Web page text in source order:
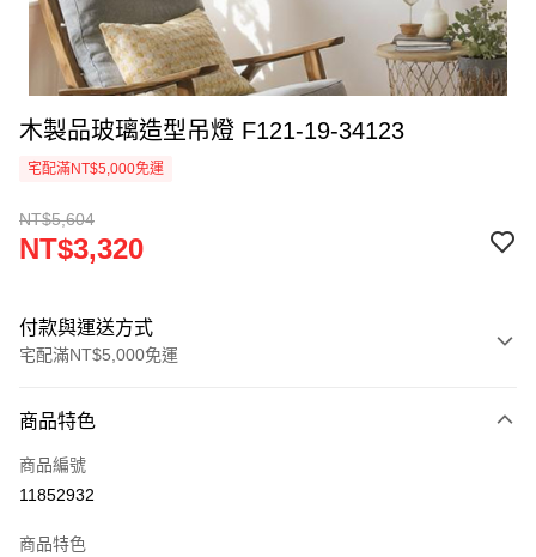
木製品玻璃造型吊燈 F121-19-34123
宅配滿NT$5,000免運
NT$5,604
NT$3,320
付款與運送方式
宅配滿NT$5,000免運
信用卡一次付款
LINE Pay
商品特色
商品編號
11852932
商品特色